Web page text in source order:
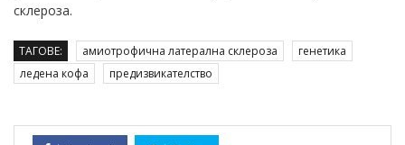
склероза.
ТАГОВЕ: амиотрофична латерална склероза
генетика
ледена кофа
предизвикателство